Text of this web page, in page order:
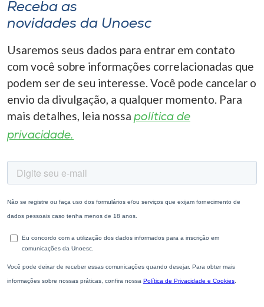
Receba as
novidades da Unoesc
Usaremos seus dados para entrar em contato
com você sobre informações correlacionadas que
podem ser de seu interesse. Você pode cancelar o
envio da divulgação, a qualquer momento. Para
mais detalhes, leia nossa política de
privacidade.